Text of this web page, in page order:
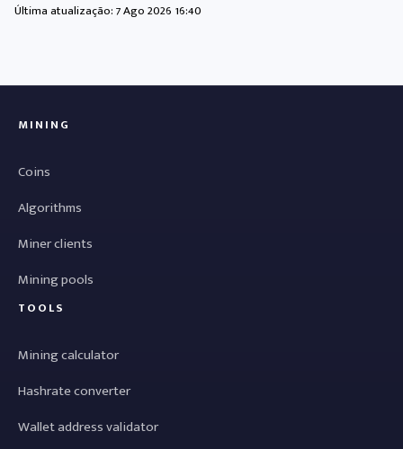
Última atualização:7 Ago 2026 16:40
MINING
Coins
Algorithms
Miner clients
Mining pools
TOOLS
Mining calculator
Hashrate converter
Wallet address validator